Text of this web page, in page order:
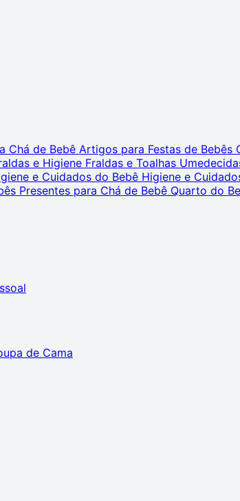
Chá de Bebê Artigos para Festas de Bebês
e Higiene Fraldas e Toalhas
e Cuidados do Bebê Higiene e
Presentes para Chá de Bebê Quarto do
de Cama